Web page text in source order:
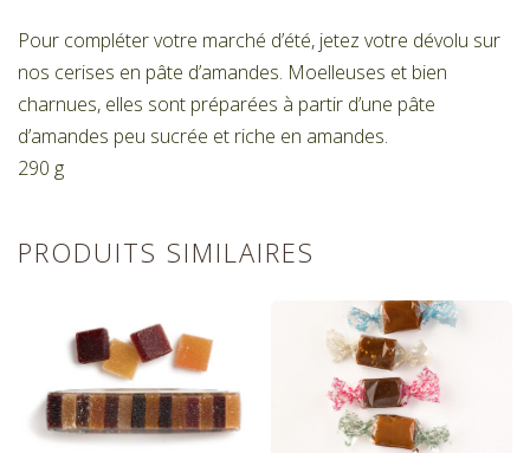
Pour compléter votre marché d’été, jetez votre dévolu sur
nos cerises en pâte d’amandes. Moelleuses et bien
charnues, elles sont préparées à partir d’une pâte
d’amandes peu sucrée et riche en amandes.
290 g
PRODUITS SIMILAIRES